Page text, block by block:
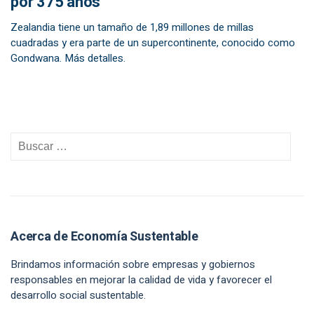
Zealandia tiene un tamaño de 1,89 millones de millas
cuadradas y era parte de un supercontinente, conocido como
Gondwana. Más detalles.
Acerca de Economía Sustentable
Brindamos información sobre empresas y gobiernos
responsables en mejorar la calidad de vida y favorecer el
desarrollo social sustentable.